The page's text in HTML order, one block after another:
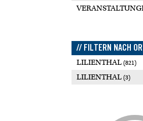
// FILTERN NACH ORT
LILIENTHAL (821)
LILIENTHAL (3)